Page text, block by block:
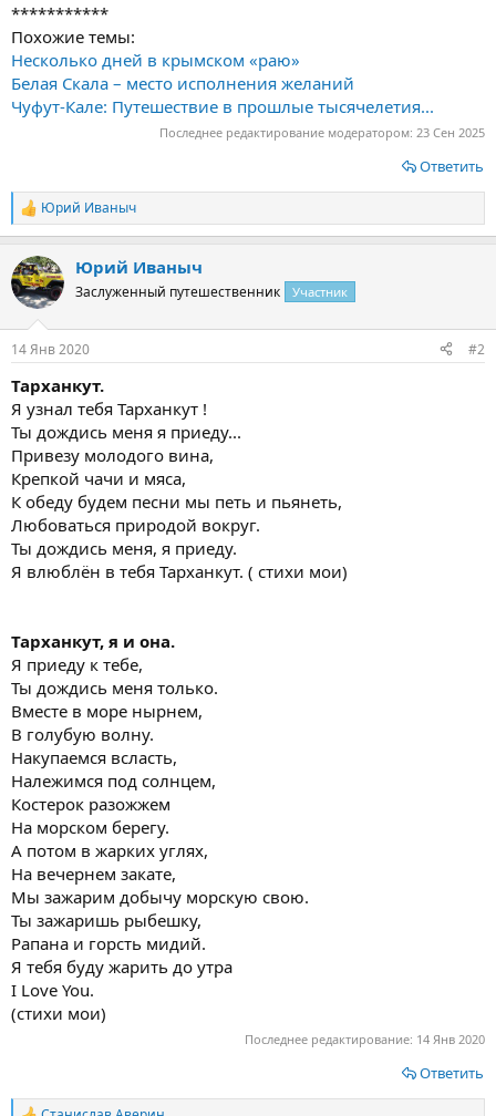
***********
Похожие темы:
Несколько дней в крымском «раю»
Белая Скала – место исполнения желаний
Чуфут-Кале: Путешествие в прошлые тысячелетия...
Последнее редактирование модератором: 23 Сен 2025
Ответить
Р
е
к
ц
и
Юрий Иваныч
Юрий Иваныч
Заслуженный путешественник Участник
14 Янв 2020 #2
Тарханкут.
Я узнал тебя Тарханкут !
Ты дождись меня я приеду...
Привезу молодого вина,
Крепкой чачи и мяса,
К обеду будем песни мы петь и пьянеть,
Любоваться природой вокруг.
Ты дождись меня, я приеду.
Я влюблён в тебя Тарханкут. ( стихи мои)
Тарханкут, я и она.
Я приеду к тебе,
Ты дождись меня только.
Вместе в море нырнем,
В голубую волну.
Накупаемся всласть,
Належимся под солнцем,
Костерок разожжем
На морском берегу.
А потом в жарких углях,
На вечернем закате,
Мы зажарим добычу морскую свою.
Ты зажаришь рыбешку,
Рапана и горсть мидий.
Я тебя буду жарить до утра
I Love You.
(стихи мои)
Последнее редактирование: 14 Янв 2020
Ответить